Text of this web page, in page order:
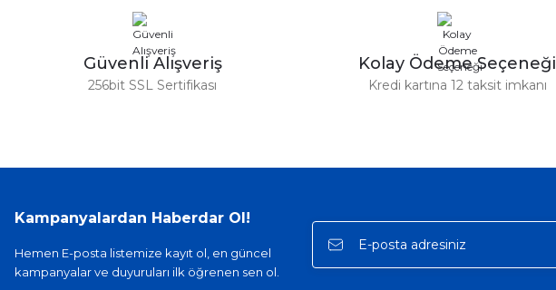
Güvenli Alışveriş
256bit SSL Sertifikası
Kolay Ödeme Seçeneği
Kredi kartına 12 taksit imkanı
Kampanyalardan Haberdar Ol!
Hemen E-posta listemize kayıt ol, en güncel
kampanyalar ve duyuruları ilk öğrenen sen ol.